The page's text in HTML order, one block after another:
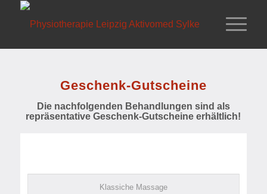
Geschenk-Gutscheine
Die nachfolgenden Behandlungen sind als
repräsentative Geschenk-Gutscheine erhältlich!
Klassiche Massage